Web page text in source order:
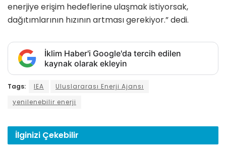
enerjiye erişim hedeflerine ulaşmak istiyorsak,
dağıtımlarının hızının artması gerekiyor.” dedi.
İklim Haber'i Google'da tercih edilen
kaynak olarak ekleyin
Tags: IEA
Uluslararası Enerji Ajansı
yenilenebilir enerji
İlginizi Çekebilir